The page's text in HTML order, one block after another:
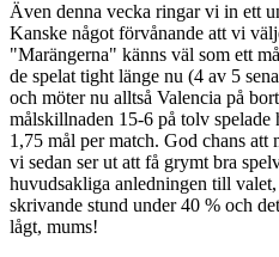
Även denna vecka ringar vi in ett
Kanske något förvånande att vi
"Marängerna" känns väl som ett
de spelat tight länge nu (4 av 5
och möter nu alltså Valencia på
målskillnaden 15-6 på tolv spelade
1,75 mål per match. God chans
vi sedan ser ut att få grymt bra
huvudsakliga anledningen till
skrivande stund under 40 % och
lågt, mums!